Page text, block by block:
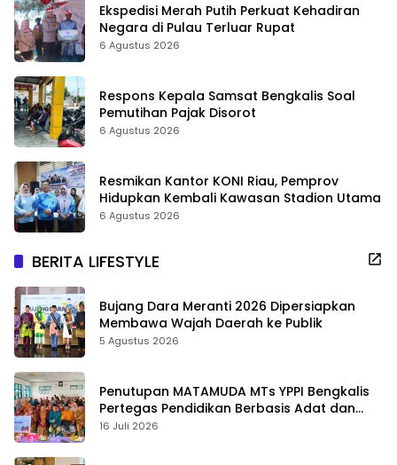
Ekspedisi Merah Putih Perkuat Kehadiran
Negara di Pulau Terluar Rupat
6 Agustus 2026
Respons Kepala Samsat Bengkalis Soal
Pemutihan Pajak Disorot
6 Agustus 2026
Resmikan Kantor KONI Riau, Pemprov
Hidupkan Kembali Kawasan Stadion Utama
6 Agustus 2026
BERITA LIFESTYLE
Bujang Dara Meranti 2026 Dipersiapkan
Membawa Wajah Daerah ke Publik
5 Agustus 2026
Penutupan MATAMUDA MTs YPPI Bengkalis
Pertegas Pendidikan Berbasis Adat dan
Karakter
16 Juli 2026